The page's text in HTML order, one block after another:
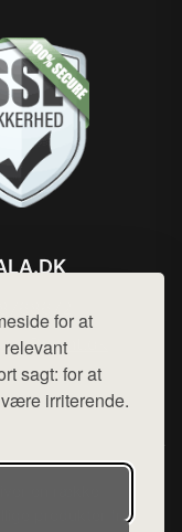
for at
sagt: for at
irriterende.
hej@want.dk
og privatlivspolitik
en række
produkter fra